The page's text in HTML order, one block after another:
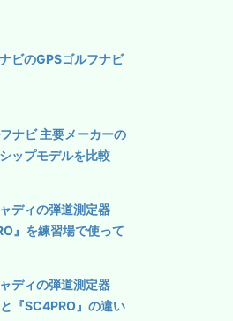
ビのGPSゴルフナビ
ナビ 主要メーカーの
ップモデルを比較
ディの弾道測定器
』を練習場で使って
ディの弾道測定器
と『SC4PRO』の違い